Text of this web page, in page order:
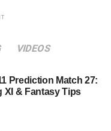
VIDEOS
Prediction Match 27:
XI & Fantasy Tips